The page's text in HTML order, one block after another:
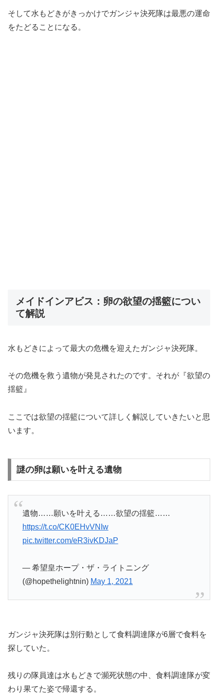
そして水もどきがきっかけでガンジャ決死隊は最悪の運命
をたどることになる。
メイドインアビス：卵の欲望の揺籃につい
て解説
水もどきによって最大の危機を迎えたガンジャ決死隊。
その危機を救う遺物が発見されたのです。それが『欲望の
揺籃』
ここでは欲望の揺籃について詳しく解説していきたいと思
います。
謎の卵は願いを叶える遺物
遺物……願いを叶える……欲望の揺籃……
https://t.co/CK0EHvVNIw
pic.twitter.com/eR3ivKDJaP
— 希望皇ホープ・ザ・ライトニング
(@hopethelightnin) May 1, 2021
ガンジャ決死隊は別行動として食料調達隊が6層で食料を
探していた。
残りの隊員達は水もどきで瀕死状態の中、食料調達隊が変
わり果てた姿で帰還する。